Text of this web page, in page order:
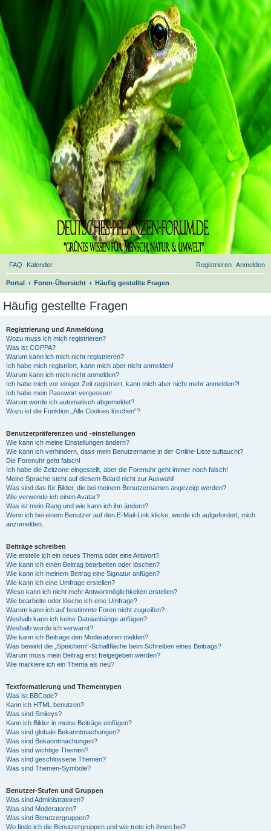
FAQ Kalender Anmelden
Registrieren
Portal Foren-Übersicht Häufig gestellte Fragen
Häufig gestellte Fragen
Registrierung und Anmeldung
Wozu muss ich mich registrieren?
Was ist COPPA?
Warum kann ich mich nicht registrieren?
Ich habe mich registriert, kann mich aber nicht anmelden!
Warum kann ich mich nicht anmelden?
Ich habe mich vor einiger Zeit registriert, kann mich aber nicht mehr anmelden?!
Ich habe mein Passwort vergessen!
Warum werde ich automatisch abgemeldet?
Wozu ist die Funktion „Alle Cookies löschen“?
Benutzerpräferenzen und -einstellungen
Wie kann ich meine Einstellungen ändern?
Wie kann ich verhindern, dass mein Benutzername in der Online-Liste auftaucht?
Die Forenuhr geht falsch!
Ich habe die Zeitzone eingestellt, aber die Forenuhr geht immer noch falsch!
Meine Sprache steht auf diesem Board nicht zur Auswahl!
Was sind das für Bilder, die bei meinem Benutzernamen angezeigt werden?
Wie verwende ich einen Avatar?
Was ist mein Rang und wie kann ich ihn ändern?
Wenn ich bei einem Benutzer auf den E-Mail-Link klicke, werde ich aufgefordert, mich
anzumelden.
Beiträge schreiben
Wie erstelle ich ein neues Thema oder eine Antwort?
Wie kann ich einen Beitrag bearbeiten oder löschen?
Wie kann ich meinem Beitrag eine Signatur anfügen?
Wie kann ich eine Umfrage erstellen?
Wieso kann ich nicht mehr Antwortmöglichkeiten erstellen?
Wie bearbeite oder lösche ich eine Umfrage?
Warum kann ich auf bestimmte Foren nicht zugreifen?
Weshalb kann ich keine Dateianhänge anfügen?
Weshalb wurde ich verwarnt?
Wie kann ich Beiträge den Moderatoren melden?
Was bewirkt die „Speichern“-Schaltfläche beim Schreiben eines Beitrags?
Warum muss mein Beitrag erst freigegeben werden?
Wie markiere ich ein Thema als neu?
Textformatierung und Thementypen
Was ist BBCode?
Kann ich HTML benutzen?
Was sind Smileys?
Kann ich Bilder in meine Beiträge einfügen?
Was sind globale Bekanntmachungen?
Was sind Bekanntmachungen?
Was sind wichtige Themen?
Was sind geschlossene Themen?
Was sind Themen-Symbole?
Benutzer-Stufen und Gruppen
Was sind Administratoren?
Was sind Moderatoren?
Was sind Benutzergruppen?
Wo finde ich die Benutzergruppen und wie trete ich ihnen bei?